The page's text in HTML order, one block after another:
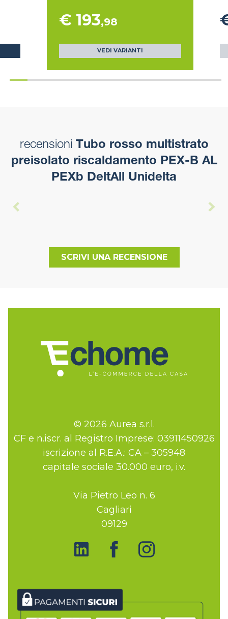
€ 193,98
VEDI VARIANTI
recensioni Tubo rosso multistrato
preisolato riscaldamento PEX-B AL
PEXb DeltAll Unidelta
SCRIVI UNA RECENSIONE
© 2026 Aurea s.r.l.
CF e n.iscr. al Registro Imprese: 03911450926
iscrizione al R.E.A.: CA – 305948
capitale sociale 30.000 euro, i.v.
Via Pietro Leo n. 6
Cagliari
09129